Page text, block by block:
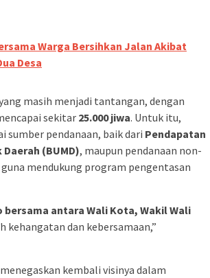
Warga Bersihkan Jalan Akibat
Desa
masih menjadi tantangan, dengan
sekitar 25.000 jiwa. Untuk itu,
pendanaan, baik dari Pendapatan
(BUMD), maupun pendanaan non-
guna mendukung program pengentasan
antara Wali Kota, Wakil Wali
kehangatan dan kebersamaan,”
kembali visinya dalam